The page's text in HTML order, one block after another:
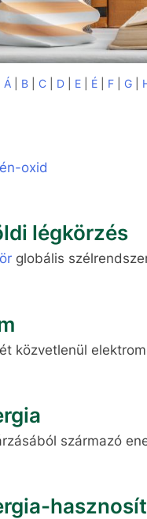
Á| B| C| D| E| É| F| G|
oxid
légkörzés
globális
közvetlenül
származó